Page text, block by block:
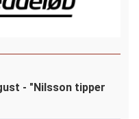
- "Nilsson tipper